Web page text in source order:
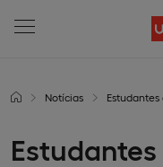
Notícias Estudantes